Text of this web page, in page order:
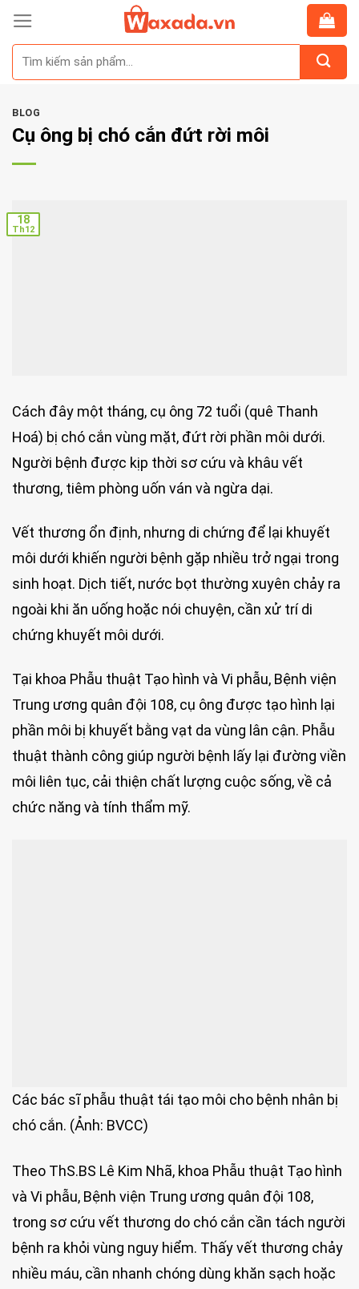
Skip
content
BLOG
Cụ ông bị chó cắn đứt rời môi
18
Th12
Cách đây một tháng, cụ ông 72 tuổi (quê Thanh
Hoá) bị chó cắn vùng mặt, đứt rời phần môi dưới.
Người bệnh được kịp thời sơ cứu và khâu vết
thương, tiêm phòng uốn ván và ngừa dại.
Vết thương ổn định, nhưng di chứng để lại khuyết
môi dưới khiến người bệnh gặp nhiều trở ngại trong
sinh hoạt. Dịch tiết, nước bọt thường xuyên chảy ra
ngoài khi ăn uống hoặc nói chuyện, cần xử trí di
chứng khuyết môi dưới.
Tại khoa Phẫu thuật Tạo hình và Vi phẫu, Bệnh viện
Trung ương quân đội 108, cụ ông được tạo hình lại
phần môi bị khuyết bằng vạt da vùng lân cận. Phẫu
thuật thành công giúp người bệnh lấy lại đường viền
môi liên tục, cải thiện chất lượng cuộc sống, về cả
chức năng và tính thẩm mỹ.
Các bác sĩ phẫu thuật tái tạo môi cho bệnh nhân bị
chó cắn. (Ảnh: BVCC)
Theo ThS.BS Lê Kim Nhã, khoa Phẫu thuật Tạo hình
và Vi phẫu, Bệnh viện Trung ương quân đội 108,
trong sơ cứu vết thương do chó cắn cần tách người
bệnh ra khỏi vùng nguy hiểm. Thấy vết thương chảy
nhiều máu, cần nhanh chóng dùng khăn sạch hoặc